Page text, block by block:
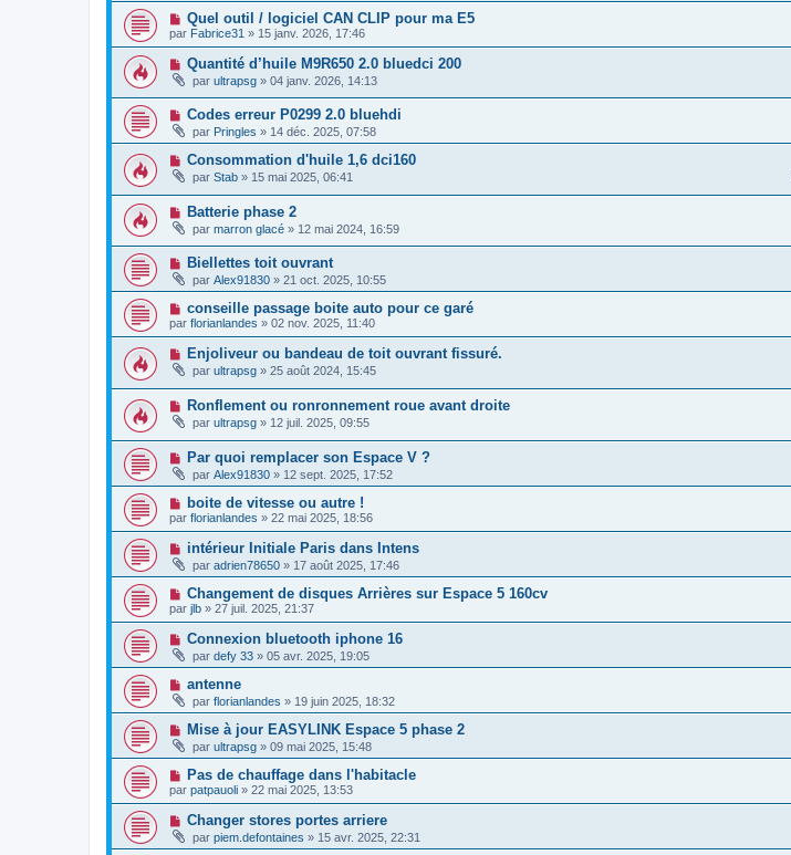
Quel outil / logiciel CAN CLIP pour ma E5
par Fabrice31 » 15 janv. 2026, 17:46
Quantité d’huile M9R650 2.0 bluedci 200
par ultrapsg » 04 janv. 2026, 14:13
Codes erreur P0299 2.0 bluehdi
par Pringles » 14 déc. 2025, 07:58
Consommation d'huile 1,6 dci160
par Stab » 15 mai 2025, 06:41
Batterie phase 2
par marron glacé » 12 mai 2024, 16:59
Biellettes toit ouvrant
par Alex91830 » 21 oct. 2025, 10:55
conseille passage boite auto pour ce garé
par florianlandes » 02 nov. 2025, 11:40
Enjoliveur ou bandeau de toit ouvrant fissuré.
par ultrapsg » 25 août 2024, 15:45
Ronflement ou ronronnement roue avant droite
par ultrapsg » 12 juil. 2025, 09:55
Par quoi remplacer son Espace V ?
par Alex91830 » 12 sept. 2025, 17:52
boite de vitesse ou autre !
par florianlandes » 22 mai 2025, 18:56
intérieur Initiale Paris dans Intens
par adrien78650 » 17 août 2025, 17:46
Changement de disques Arrières sur Espace 5 160cv
par jlb » 27 juil. 2025, 21:37
Connexion bluetooth iphone 16
par defy 33 » 05 avr. 2025, 19:05
antenne
par florianlandes » 19 juin 2025, 18:32
Mise à jour EASYLINK Espace 5 phase 2
par ultrapsg » 09 mai 2025, 15:48
Pas de chauffage dans l'habitacle
par patpauoli » 22 mai 2025, 13:53
Changer stores portes arriere
par piem.defontaines » 15 avr. 2025, 22:31